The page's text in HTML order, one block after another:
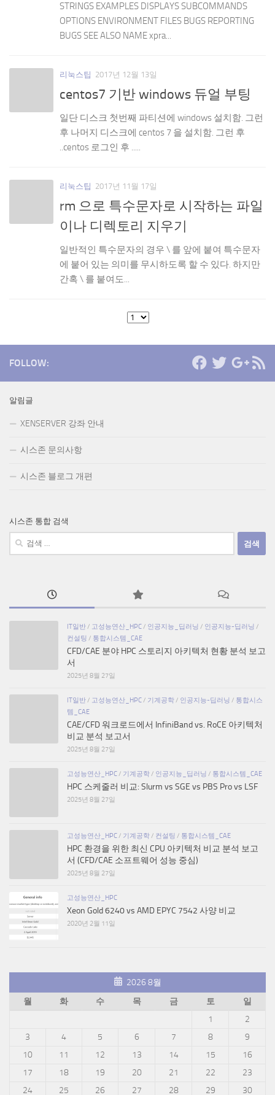
STRINGS EXAMPLES DISPLAYS SUBCOMMANDS
OPTIONS ENVIRONMENT FILES BUGS REPORTING
BUGS SEE ALSO NAME xpra...
리눅스팁 2017년 12월 13일
centos7 기반 windows 듀얼 부팅
일단 디스크 첫번째 파티션에 windows 설치함. 그런
후 나머지 디스크에 centos 7 을 설치함. 그런 후
..centos 로그인 후 .....
리눅스팁 2017년 11월 17일
rm 으로 특수문자로 시작하는 파일
이나 디렉토리 지우기
일반적인 특수문자의 경우 \ 를 앞에 붙여 특수문자
에 붙어 있는 의미를 무시하도록 할 수 있다. 하지만
간혹 \ 를 붙여도...
FOLLOW:
알림글
XENSERVER 강좌 안내
시스존 문의사항
시스존 블로그 개편
시스존 통합 검색
검
IT일반/ 고성능연산_HPC/ 인공지능_딥러닝 / 인공지능-딥러닝 /
컨설팅 / 통합시스템_CAE
CFD/CAE 분야 HPC 스토리지 아키텍처 현황 분석 보고
서
2025년 8월 27일
IT일반/ 고성능연산_HPC/ 기계공학/ 인공지능-딥러닝 / 통합시스
템_CAE
CAE/CFD 워크로드에서 InfiniBand vs. RoCE 아키텍처
비교 분석 보고서
2025년 8월 27일
고성능연산_HPC/ 기계공학/ 인공지능_딥러닝 / 통합시스템_CAE
HPC 스케줄러 비교: Slurm vs SGE vs PBS Pro vs LSF
2025년 8월 27일
고성능연산_HPC/ 기계공학/ 컨설팅 / 통합시스템_CAE
HPC 환경을 위한 최신 CPU 아키텍처 비교 분석 보고
서 (CFD/CAE 소프트웨어 성능 중심)
2025년 8월 27일
고성능연산_HPC
Xeon Gold 6240 vs AMD EPYC 7542 사양 비교
2020년 2월 11일
2026 8월
월
화 수 목 금 토
일
1
2
3
4 5 6 7 8
9
10
11 12 13 14 15
16
17
18 19 20 21 22
23
24
25 26 27 28 29 30